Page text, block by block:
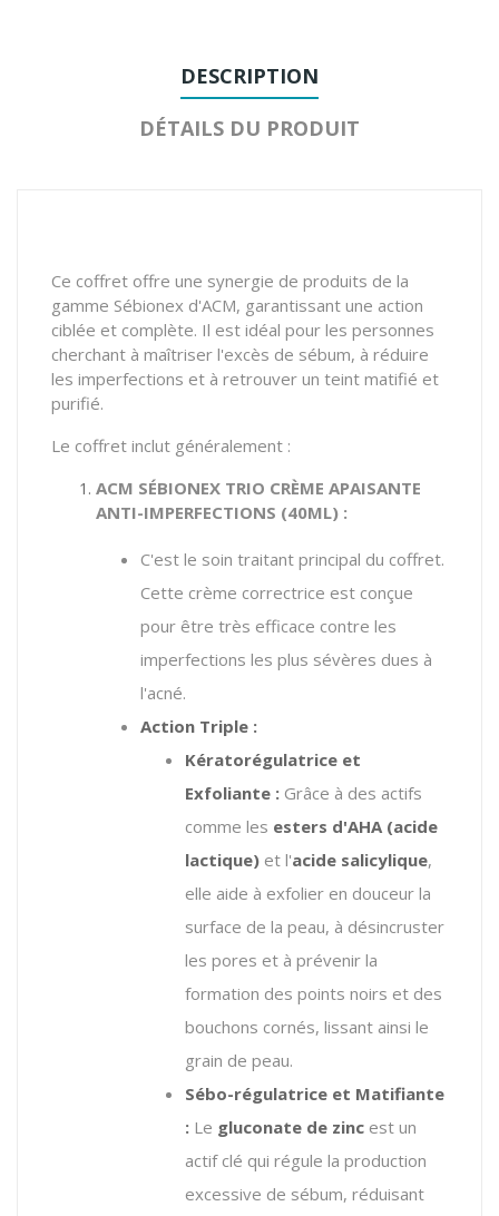
DESCRIPTION
DÉTAILS DU PRODUIT
Ce coffret offre une synergie de produits de la
gamme Sébionex d'ACM, garantissant une action
ciblée et complète. Il est idéal pour les personnes
cherchant à maîtriser l'excès de sébum, à réduire
les imperfections et à retrouver un teint matifié et
purifié.
Le coffret inclut généralement :
ACM SÉBIONEX TRIO CRÈME APAISANTE
ANTI-IMPERFECTIONS (40ML) :
C'est le soin traitant principal du coffret.
Cette crème correctrice est conçue
pour être très efficace contre les
imperfections les plus sévères dues à
l'acné.
Action Triple :
Kératorégulatrice et
Exfoliante : Grâce à des actifs
comme les esters d'AHA (acide
lactique) et l'acide salicylique,
elle aide à exfolier en douceur la
surface de la peau, à désincruster
les pores et à prévenir la
formation des points noirs et des
bouchons cornés, lissant ainsi le
grain de peau.
Sébo-régulatrice et Matifiante
: Le gluconate de zinc est un
actif clé qui régule la production
excessive de sébum, réduisant